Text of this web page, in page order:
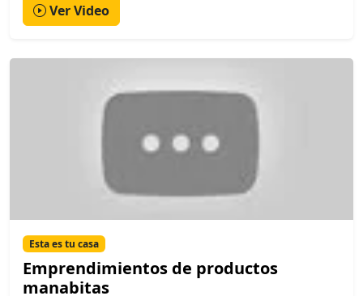
Ver Video
Esta es tu casa
Emprendimientos de productos
manabitas